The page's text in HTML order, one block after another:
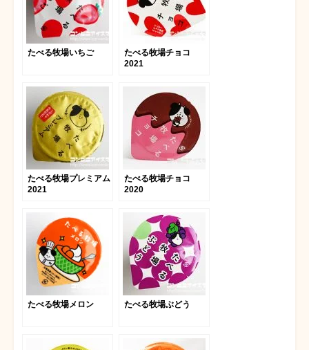
たべる牧場いちご
たべる牧場チョコ
2021
たべる牧場プレミアム
2021
たべる牧場チョコ
2020
たべる牧場メロン たべる牧場ぶどう